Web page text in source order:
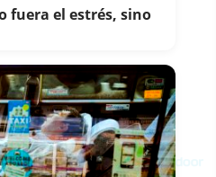
fuera el estrés, sino